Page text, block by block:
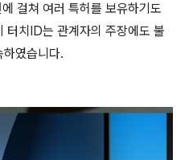
걸쳐 여러 특허를 보유하기도
터치ID는 관계자의 주장에도 불
였습니다.